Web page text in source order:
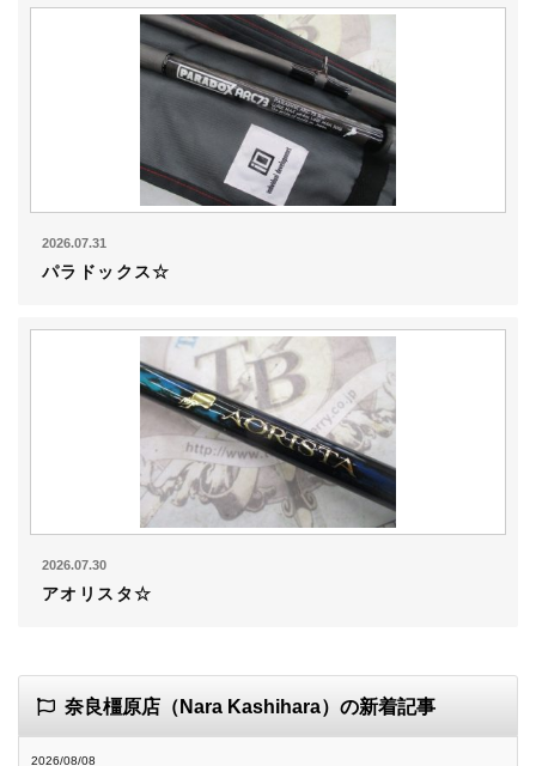
2026.07.31
パラドックス☆
2026.07.30
アオリスタ☆
奈良橿原店（Nara Kashihara）の新着記事
2026/08/08